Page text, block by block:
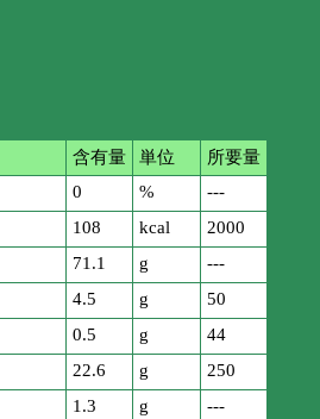
含有量 単位
所要量
0 %
---
108 kcal
2000
71.1 g
---
4.5 g
50
0.5 g
44
22.6 g
250
1.3 g
---